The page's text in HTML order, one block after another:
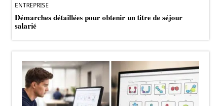
ENTREPRISE
Démarches détaillées pour obtenir un titre de séjour
salarié